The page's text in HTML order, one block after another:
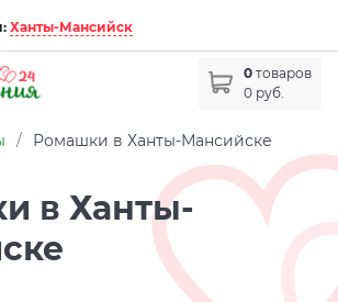
Ханты-Мансийск
0 товаров
0 руб.
/ Ромашки в Ханты-Мансийске
в Ханты-